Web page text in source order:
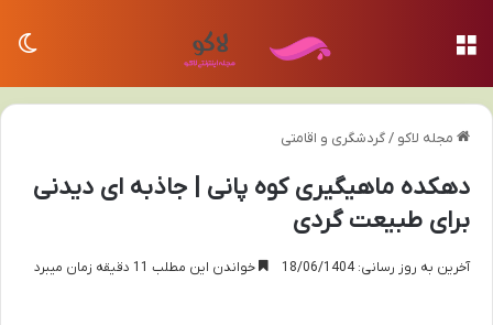
مجله لاکو /گردشگری و اقامتی
دهکده ماهیگیری کوه پانی | جاذبه ای دیدنی
برای طبیعت گردی
آخرین به روز رسانی: 18/06/1404 خواندن این مطلب 11 دقیقه زمان میبرد